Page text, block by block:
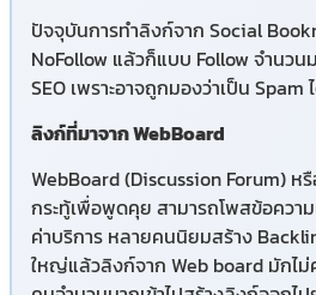
ปัจจุบันการทำลิงก์จาก Social
NoFollow แล้วก็แบบ Follow จำนว
SEO เพราะอาจถูกมองว่าเป็น Spam
ลิงก์ที่มาจาก WebBoard
WebBoard (Discussion Forum) ห
กระทู้เพื่อพูดคุย สามารถโพสข้อความ
ค่าบริการ หลายคนนิยมสร้าง
ใหญ่แล้วลิงก์จาก Web board มักไ